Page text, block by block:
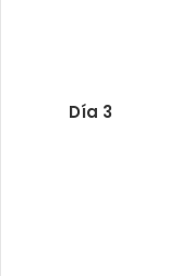
Día 3